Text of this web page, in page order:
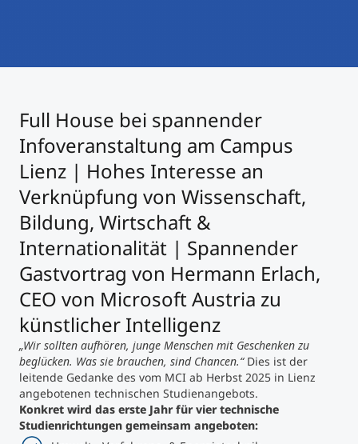
Study Finder Bachelor/Master
Masterclasses
Management-Seminare
Technische Weiterbildung
Maßgeschneiderte Programme
Studienberatung
Executive Education Finder
Full House bei spannender
Infoveranstaltung am Campus
Lienz | Hohes Interesse an
Verknüpfung von Wissenschaft,
Bildung, Wirtschaft &
Internationalität | Spannender
Gastvortrag von Hermann Erlach,
CEO von Microsoft Austria zu
künstlicher Intelligenz
„Wir sollten aufhören, junge Menschen mit Geschenken zu
beglücken. Was sie brauchen, sind Chancen.“ Dies ist der
leitende Gedanke des vom MCI ab Herbst 2025 in Lienz
angebotenen technischen Studienangebots.
Konkret wird das erste Jahr für vier technische
Studienrichtungen gemeinsam angeboten: